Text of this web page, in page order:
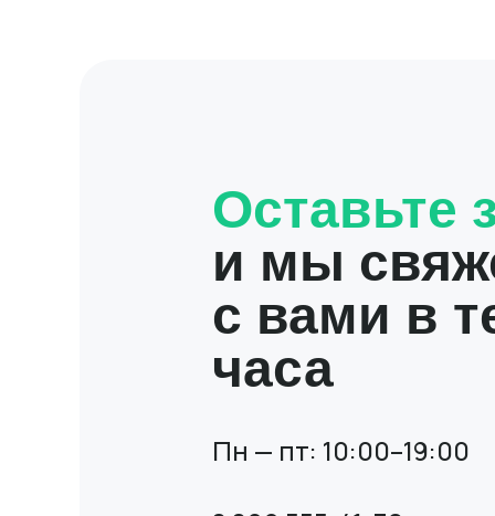
Оставьте
и мы
с вами в
часа
Пн — пт: 10:00–19:00